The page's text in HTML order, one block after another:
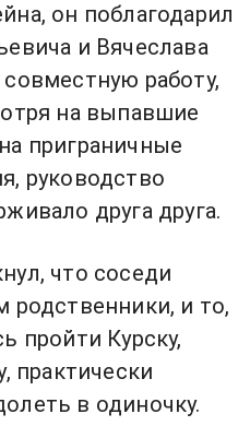
он поблагодарил
и Вячеслава
работу,
на выпавшие
приграничные
руководство
друга друга.
что соседи
и то,
пройти Курску,
практически
в одиночку.